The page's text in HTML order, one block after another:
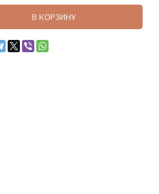
В КОРЗИНУ